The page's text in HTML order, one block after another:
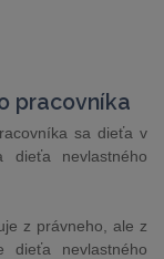
pracovníka
sa dieťa v
dieťa nevlastného
z právneho, ale z
dieťa nevlastného